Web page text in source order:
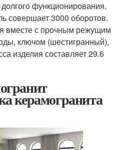
функционирования.
совершает 3000 оборотов.
вместе с прочным режущим
ключом (шестигранный),
изделия составляет 29.6
керамогранита